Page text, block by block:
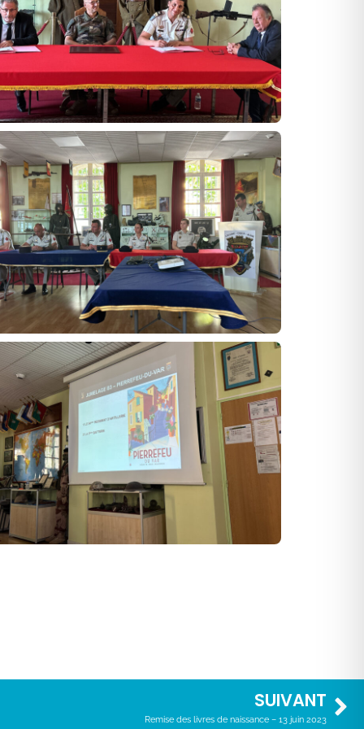
SUIVANT
Remise des livres de naissance – 13 juin 2023